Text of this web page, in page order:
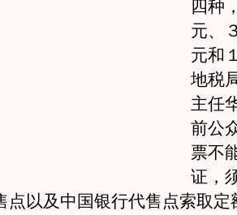
四种
元、
元和
地税
主任
前公
票不
证，
点以及中国银行代售点索取定